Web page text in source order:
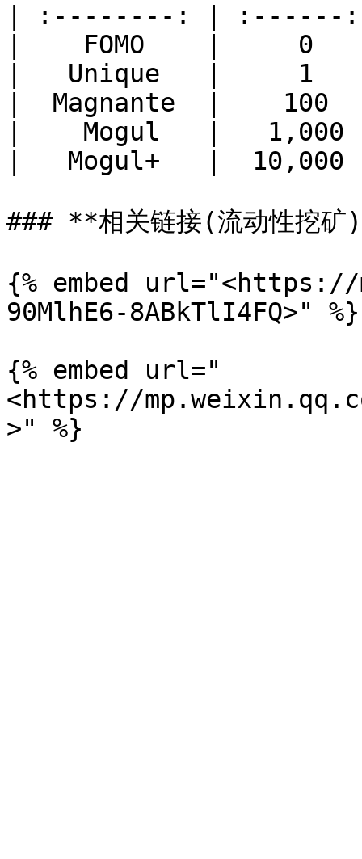
| :--------: |
|    FOMO    |     0
|   Unique   |     1
|  Magnante  |
|    Mogul   |
|   Mogul+   |
### **相关链接(流动性挖
{% embed
90MlhE6-8ABkTlI4FQ>" %}
{% embed url="
<https://